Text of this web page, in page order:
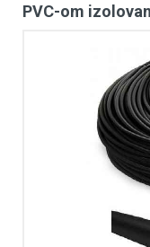
PVC-om